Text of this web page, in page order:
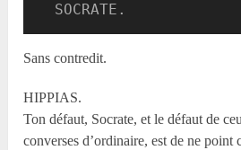
  SOCRATE.
Sans contredit.
HIPPIAS.
Ton défaut, Socrate, et le défaut de
converses d’ordinaire, est de ne point